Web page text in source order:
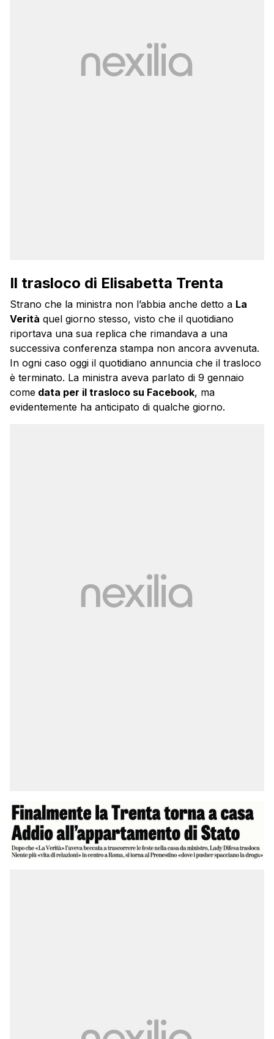
Il trasloco di Elisabetta Trenta
Strano che la ministra non l’abbia anche detto a La
Verità quel giorno stesso, visto che il quotidiano
riportava una sua replica che rimandava a una
successiva conferenza stampa non ancora avvenuta.
In ogni caso oggi il quotidiano annuncia che il trasloco
è terminato. La ministra aveva parlato di 9 gennaio
come data per il trasloco su Facebook, ma
evidentemente ha anticipato di qualche giorno.